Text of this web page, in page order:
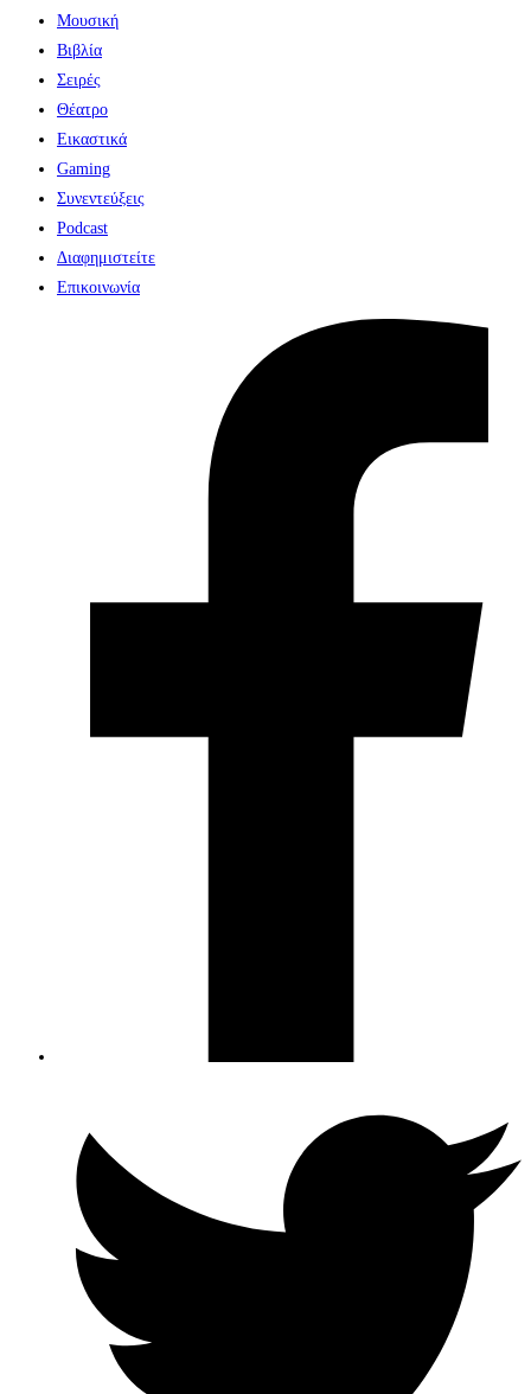
Μουσική
Βιβλία
Σειρές
Θέατρο
Εικαστικά
Gaming
Συνεντεύξεις
Podcast
Διαφημιστείτε
Επικοινωνία